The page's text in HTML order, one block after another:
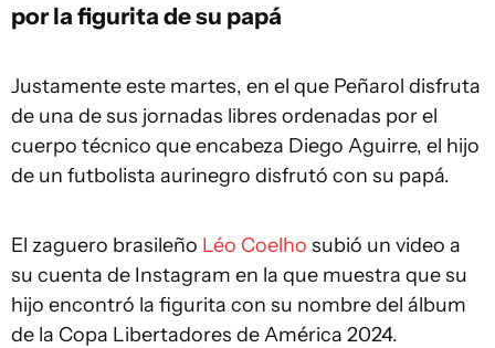
por la figurita de su papá
Justamente este martes, en el que Peñarol disfruta
de una de sus jornadas libres ordenadas por el
cuerpo técnico que encabeza Diego Aguirre, el hijo
de un futbolista aurinegro disfrutó con su papá.
El zaguero brasileño Léo Coelho subió un video a
su cuenta de Instagram en la que muestra que su
hijo encontró la figurita con su nombre del álbum
de la Copa Libertadores de América 2024.